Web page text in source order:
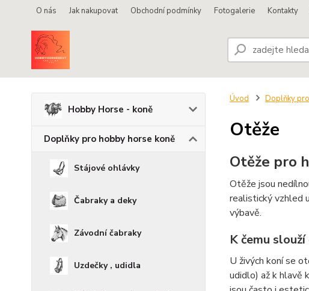
O nás Jak nakupovat Obchodní podmínky Fotogalerie Kontakty
Hobby Horse - koně
Doplňky pro hobby horse koně
Stájové ohlávky
Čabraky a deky
Závodní čabraky
Uzdečky , udidla
Úvod Doplňky
Otěže
Otěže pro
Otěže jsou
realistický vzhled
výbavě.
K čemu
U živých koní se
udidlo) až k hlavě